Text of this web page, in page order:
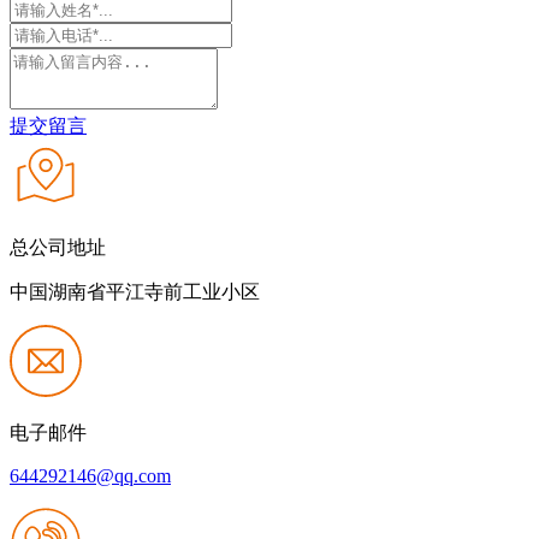
提交留言
总公司地址
中国湖南省平江寺前工业小区
电子邮件
644292146@qq.com